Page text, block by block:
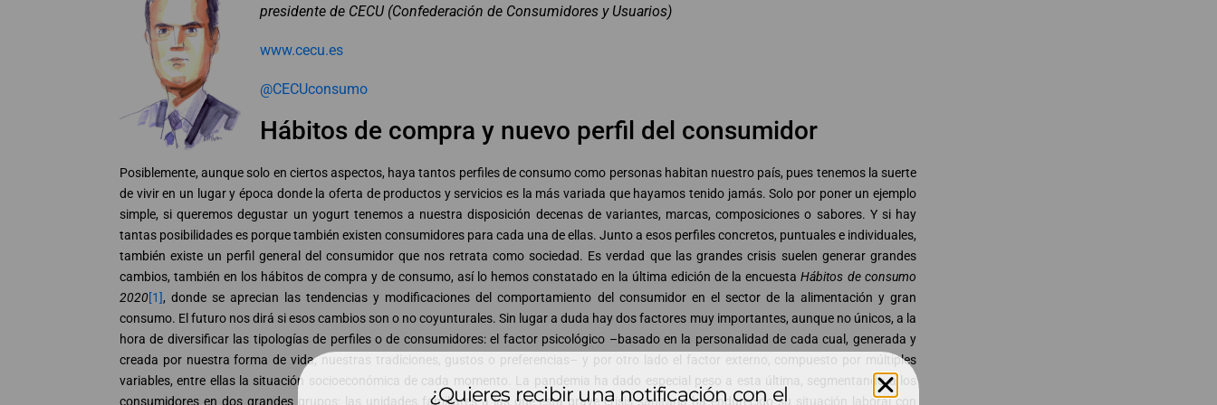
presidente de CECU (Confederación de Consumidores y Usuarios)
www.cecu.es
@CECUconsumo
Hábitos de compra y nuevo perfil del consumidor
Posiblemente, aunque solo en ciertos aspectos, haya tantos perfiles de consumo como personas habitan nuestro país, pues tenemos la suerte
de vivir en un lugar y época donde la oferta de productos y servicios es la más variada que hayamos tenido jamás. Solo por poner un ejemplo
simple, si queremos degustar un yogurt tenemos a nuestra disposición decenas de variantes, marcas, composiciones o sabores. Y si hay
tantas posibilidades es porque también existen consumidores para cada una de ellas. Junto a esos perfiles concretos, puntuales e individuales,
también existe un perfil general del consumidor que nos retrata como sociedad. Es verdad que las grandes crisis suelen generar grandes
cambios, también en los hábitos de compra y de consumo, así lo hemos constatado en la última edición de la encuesta Hábitos de consumo
2020[1], donde se aprecian las tendencias y modificaciones del comportamiento del consumidor en el sector de la alimentación y gran
consumo. El futuro nos dirá si esos cambios son o no coyunturales. Sin lugar a duda hay dos factores muy importantes, aunque no únicos, a la
hora de diversificar las tipologías de perfiles o de consumidores: el factor psicológico –basado en la personalidad de cada cual, generada y
creada por nuestra forma de vida, nuestras tradiciones, gustos o preferencias– y por otro lado el factor externo, compuesto por múltiples
variables, entre ellas la situación socioeconómica de cada momento. La pandemia ha dado especial peso a esta última, segmentando a los
consumidores en dos grandes grupos: las unidades familiares a las que esta grave crisis sanitaria ha endurecido su situación laboral con
¿Quieres recibir una notificación con el